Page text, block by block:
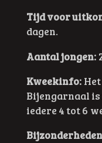
Tijd voor
dagen.
Aantal jongen:
Kweekinfo:Het
Bijengarnaal
iedere 4 tot 6